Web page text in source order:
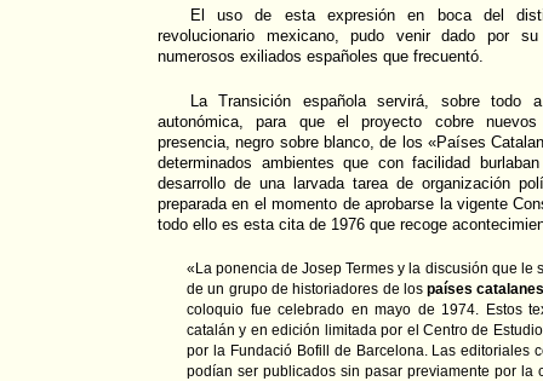
El uso de esta expresión en boca del
revolucionario mexicano, pudo venir dado por
numerosos exiliados españoles que frecuentó.
La Transición española servirá, sobre todo
autonómica, para que el proyecto cobre
presencia, negro sobre blanco, de los «Países
determinados ambientes que con facilidad
desarrollo de una larvada tarea de organización
preparada en el momento de aprobarse la vigente
todo ello es esta cita de 1976 que recoge
«La ponencia de Josep Termes y la discusión que le
de un grupo de historiadores de lospaíses
coloquio fue celebrado en mayo de 1974. Estos
catalán y en edición limitada por el Centro de
por la Fundació Bofill de Barcelona. Las editoriales
podían ser publicados sin pasar previamente por la